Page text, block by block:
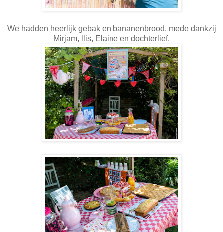
We hadden heerlijk gebak en bananenbrood, mede dankzij
Mirjam, llis, Elaine en dochterlief.